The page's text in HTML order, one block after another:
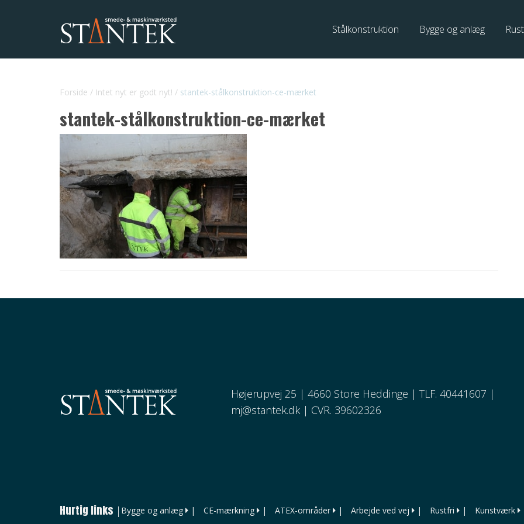
Stålkonstruktion Bygge og anlæg
Forside / Intet nyt er godt nyt! / stantek-stålkonstruktion-ce-mærket
stantek-stålkonstruktion-ce-mærket
Højerupvej 25 | 4660 Store Heddinge | TLF. 40441607 |
mj@stantek.dk| CVR. 39602326
Hurtig links | Bygge og anlæg | CE-mærkning | ATEX-områder | Arbejde ved vej | Rustfri | Kunstværk